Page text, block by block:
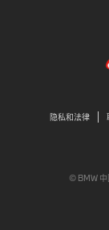
隐私和法律
© BMW